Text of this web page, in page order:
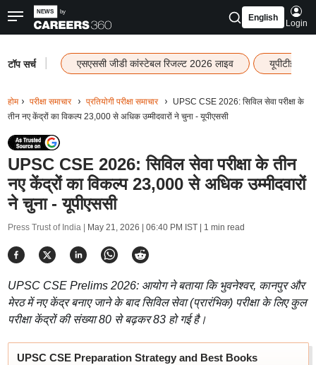
English
Login
टॉप सर्च एसएससी जीडी कांस्टेबल रिजल्ट 2026 लाइव यूपीटीईटी
होम परीक्षा समाचार प्रतियोगी परीक्षा समाचार
UPSC CSE 2026: सिविल सेवा परीक्षा के
तीन नए केंद्रों का विकल्प 23,000 से अधिक उम्मीदवारों ने चुना - यूपीएससी
UPSC CSE 2026: सिविल सेवा परीक्षा के तीन
नए केंद्रों का विकल्प 23,000 से अधिक उम्मीदवारों
ने चुना - यूपीएससी
Press Trust of India | May 21, 2026 | 06:40 PM IST| 1 min read
UPSC CSE Prelims 2026: आयोग ने बताया कि भुवनेश्वर, कानपुर और
मेरठ में नए केंद्र बनाए जाने के बाद सिविल सेवा (प्रारंभिक) परीक्षा के लिए कुल
परीक्षा केंद्रों की संख्या 80 से बढ़कर 83 हो गई है।
UPSC CSE Preparation Strategy and Best Books